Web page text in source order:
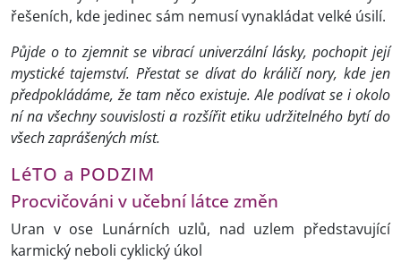
řešeních, kde jedinec sám nemusí vynakládat velké úsilí.
Půjde o to zjemnit se vibrací univerzální lásky, pochopit její
mystické tajemství. Přestat se dívat do králičí nory, kde jen
předpokládáme, že tam něco existuje. Ale podívat se i okolo
ní na všechny souvislosti a rozšířit etiku udržitelného bytí do
všech zaprášených míst.
LéTO a PODZIM
Procvičováni v učební látce změn
Uran v ose Lunárních uzlů, nad uzlem představující
karmický neboli cyklický úkol